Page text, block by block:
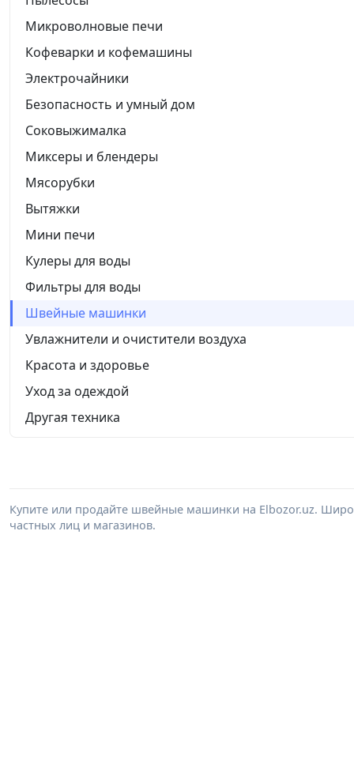
Микроволновые печи
Кофеварки и кофемашины
Электрочайники
Безопасность и умный дом
Соковыжималка
Миксеры и блендеры
Мясорубки
Вытяжки
Мини печи
Кулеры для воды
Фильтры для воды
Швейные машинки
Увлажнители и очистители воздуха
Красота и здоровье
Уход за одеждой
Другая техника
Купите или продайте швейные машинки на Elbozor.uz.
частных лиц и магазинов.